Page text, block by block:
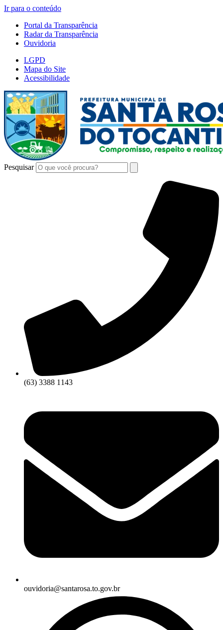
Ir para o conteúdo
Portal da Transparência
Radar da Transparência
Ouvidoria
LGPD
Mapa do Site
Acessibilidade
Pesquisar
(63) 3388 1143
ouvidoria@santarosa.to.gov.br